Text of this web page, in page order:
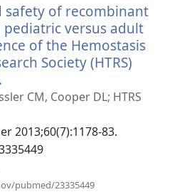
タ
ブ
で
開
く）
safety of recombinant
pediatric versus adult
of the Hemostasis
Society (HTRS)
し
タ
ブ
開
CM, Cooper DL; HTRS
2013;60(7):1178-83.
pubmed/23335449